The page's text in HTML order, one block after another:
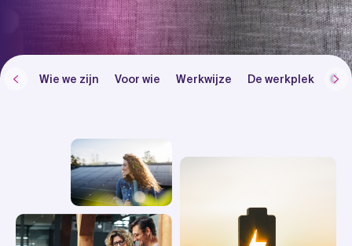
Wie we zijn Voor wie Werkwijze De werkplek